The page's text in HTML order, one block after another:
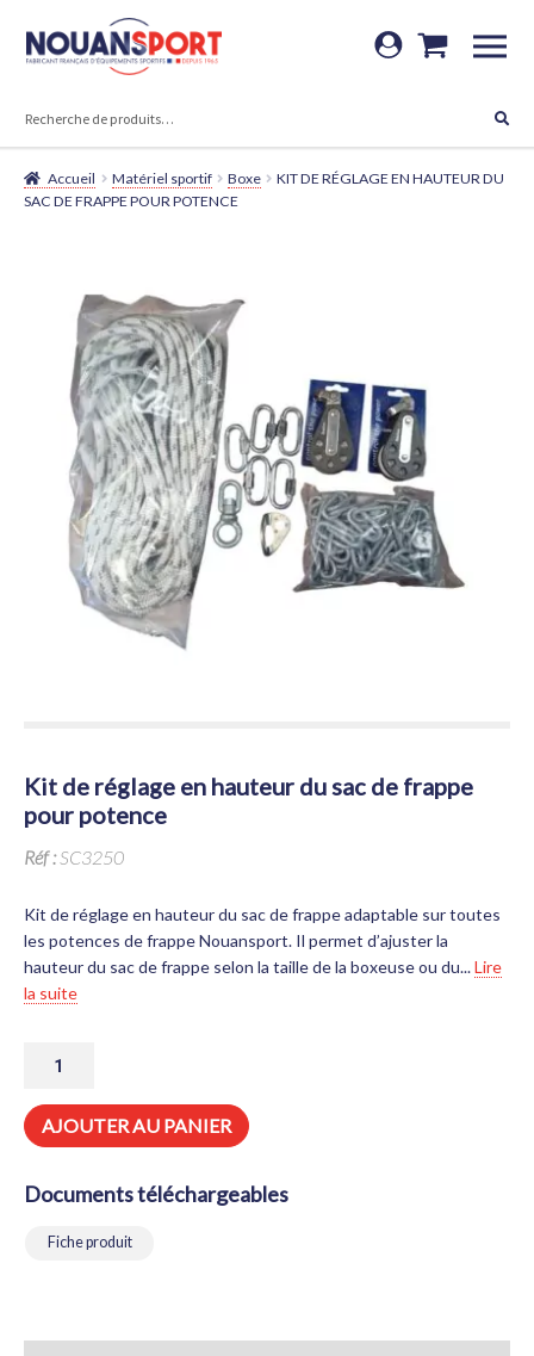
Aller
Aller
Accueil Matériel sportif Boxe
KIT DE RÉGLAGE EN HAUTEUR DU
SAC DE FRAPPE POUR POTENCE
kit de réglage en hauteur du sac de frappe
pour potence
Réf :SC3250
Kit de réglage en hauteur du sac de frappe adaptable sur toutes
les potences de frappe Nouansport. Il permet d’ajuster la
hauteur du sac de frappe selon la taille de la boxeuse ou du...Lire
la suite
DE
RÉGLAGE
DU
AJOUTER AU PANIER
Documents téléchargeables
Fiche produit